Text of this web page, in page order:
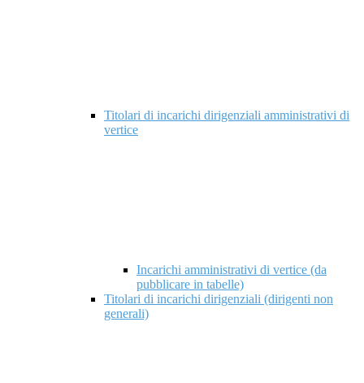
Titolari di incarichi dirigenziali amministrativi di
vertice
Incarichi amministrativi di vertice (da
pubblicare in tabelle)
Titolari di incarichi dirigenziali (dirigenti non
generali)